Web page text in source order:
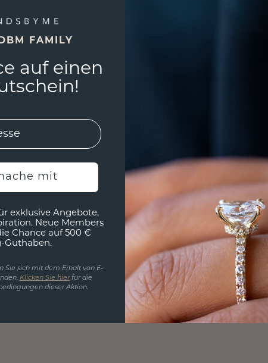
Wollen
würde
FAMILY
auf einen
mit
exklusive Angebote,
Neue Members
Chance auf 500 €
Guthaben.
Sie sich mit dem Erhalt von E-
Klicken Sie hierfür die
dieser Aktion.